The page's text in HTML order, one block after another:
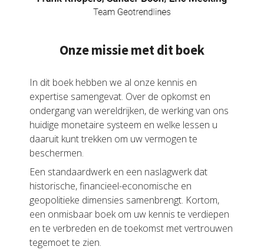
Onze missie met dit boek
In dit boek hebben we al onze kennis en
expertise samengevat. Over de opkomst en
ondergang van wereldrijken, de werking van ons
huidige monetaire systeem en welke lessen u
daaruit kunt trekken om uw vermogen te
beschermen.
Een standaardwerk en een naslagwerk dat
historische, financieel-economische en
geopolitieke dimensies samenbrengt. Kortom,
een onmisbaar boek om uw kennis te verdiepen
en te verbreden en de toekomst met vertrouwen
tegemoet te zien.